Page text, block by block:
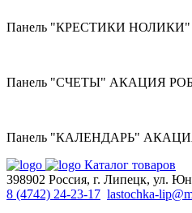
Панель "КРЕСТИКИ
Панель "СЧЕТЫ" АКАЦИЯ
Панель "КАЛЕНДАРЬ"
Каталог товаров
398902 Россия, г. Липецк, ул.
8 (4742) 24-23-17 lastochka-